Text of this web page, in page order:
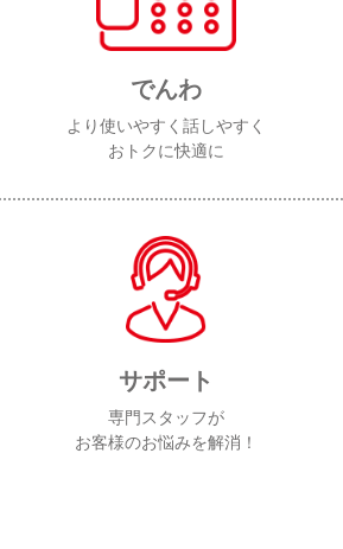
でんわ
より使いやすく話しやすく
おトクに快適に
サポート
専門スタッフが
お客様のお悩みを解消！